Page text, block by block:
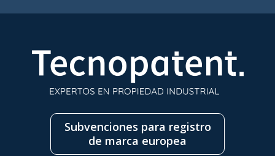
Subvenciones para registro
de marca europea